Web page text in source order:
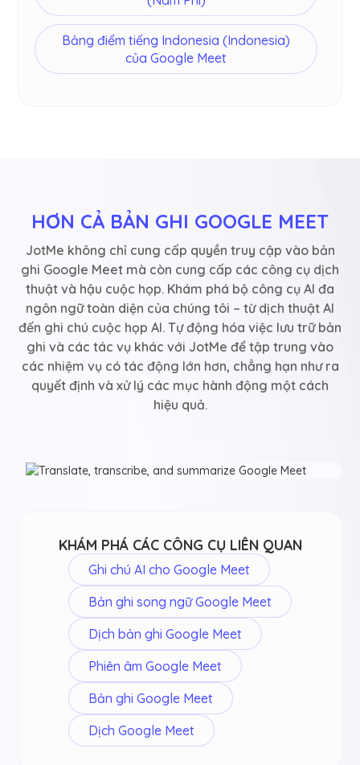
Bảng điểm tiếng Indonesia (Indonesia)
của Google Meet
HƠN CẢ BẢN GHI GOOGLE MEET
JotMe không chỉ cung cấp quyền truy cập vào bản
ghi Google Meet mà còn cung cấp các công cụ dịch
thuật và hậu cuộc họp. Khám phá bộ công cụ AI đa
ngôn ngữ toàn diện của chúng tôi – từ dịch thuật AI
đến ghi chú cuộc họp AI. Tự động hóa việc lưu trữ bản
ghi và các tác vụ khác với JotMe để tập trung vào
các nhiệm vụ có tác động lớn hơn, chẳng hạn như ra
quyết định và xử lý các mục hành động một cách
hiệu quả.
KHÁM PHÁ CÁC CÔNG CỤ LIÊN QUAN
Ghi chú AI cho Google Meet
Bản ghi song ngữ Google Meet
Dịch bản ghi Google Meet
Phiên âm Google Meet
Bản ghi Google Meet
Dịch Google Meet